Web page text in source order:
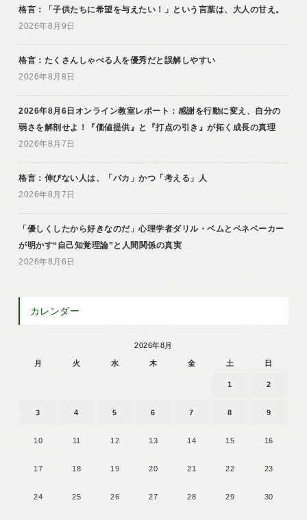
格言：「子供たちに希望を与えたい！」という言葉は、大人の甘え。
2026年8月9日
格言：たくさんしゃべる人を優秀だと誤解しやすい
2026年8月8日
2026年8月6日オンライン教室レポート：感謝を行動に変え、自分の
弱さを解剖せよ！『価値提供』と『打点の引き』が拓く成長の真理
2026年8月7日
格言：伸びない人は、「バカ」かつ「考える」人
2026年8月7日
「優しくしたから好きなのだ」心理学者ダリル・ベムとペネベーカー
が明かす“自己知覚理論”と人間関係の真実
2026年8月6日
カレンダー
2026年8月
月 火 水 木 金 土 日
1 2
3 4 5 6 7 8 9
10 11 12 13 14 15 16
17 18 19 20 21 22 23
24 25 26 27 28 29 30